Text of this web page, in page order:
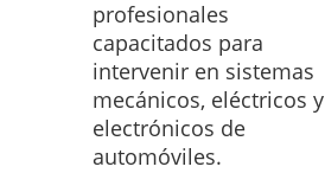
profesionales
capacitados para
intervenir en sistemas
mecánicos, eléctricos y
electrónicos de
automóviles.